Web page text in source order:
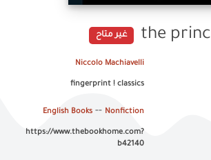
the غير متاح
Niccolo Machiavelli
fingerprint ! classics
English Books -- Nonfiction
https://www.thebookhome.com?
b42140